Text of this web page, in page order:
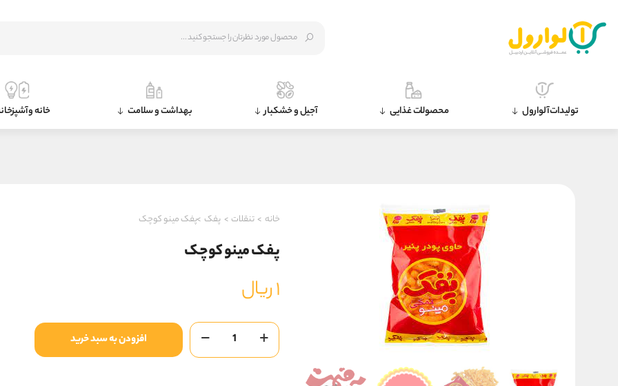
تولیدات آلوارول محصولات غذایی آجیل و خشکبار بهداشت و سلامت خانه و
خانه > تنقلات > پفک >پفک مینو کوچک
پفک مینو کوچک
۱ریال
پفک
مینو
کوچک
افزودن به سبد خرید